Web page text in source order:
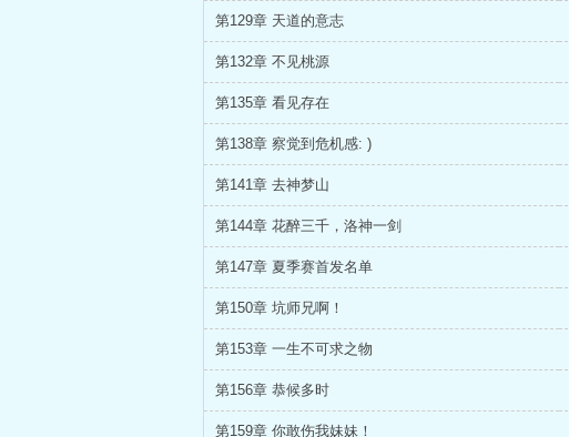
第129章 天道的意志
第132章 不见桃源
第135章 看见存在
第138章 察觉到危机感: )
第141章 去神梦山
第144章 花醉三千，洛神一剑
第147章 夏季赛首发名单
第150章 坑师兄啊！
第153章 一生不可求之物
第156章 恭候多时
第159章 你敢伤我妹妹！